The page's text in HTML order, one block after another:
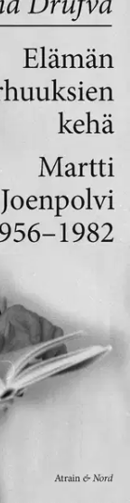
Pekka
antoi sille selkeän
Suomi muuttui
ja
puoli miljoonaa
elävät mukana
sujuvasti,
on useimmiten
kirjo on
samantapaiset.
kipuile miesten
Miehen
ja maskuliinisen
seurauksena.
teho hiipui
Miehet
paikoilleen
kanssa
koulutus
työt
edustava
kirjallisuudella
jämähtävänsä
ikäluokkien
ei liity toisen
tuntematta.”